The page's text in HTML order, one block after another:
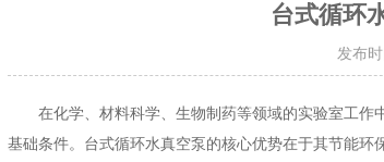
台式循环
发布
在化学、材料科学、生物制药等领域的实验室工作
基础条件。台式循环水真空泵的核心优势在于其节能